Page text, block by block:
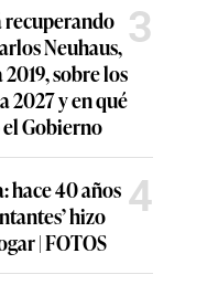
recuperando
Neuhaus,
sobre los
2027 y en qué
Gobierno
3
hace 40 años
hizo
| FOTOS
4